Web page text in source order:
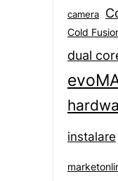
camera
Cold
dual
instalare